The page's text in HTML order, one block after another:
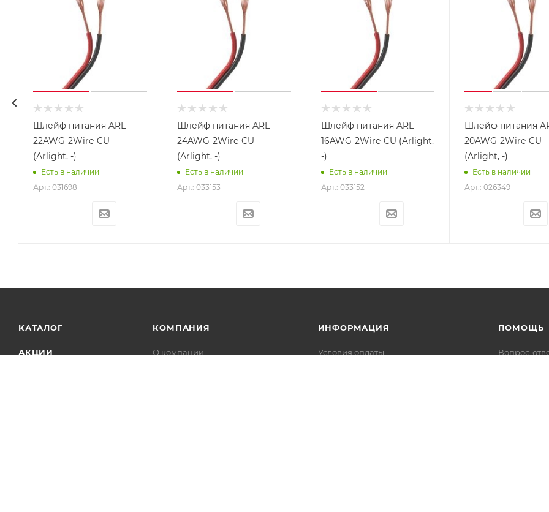
Шлейф питания ARL-
22AWG-2Wire-CU
(Arlight, -)
Есть в наличии
Арт.: 031698
Шлейф питания ARL-
24AWG-2Wire-CU
(Arlight, -)
Есть в наличии
Арт.: 033153
Шлейф питания ARL-
16AWG-2Wire-CU (Arlight,
-)
Есть в наличии
Арт.: 033152
Шлейф питания
20AWG-2Wire-CU
(Arlight, -)
Есть в наличии
Арт.: 026349
КАТАЛОГ
АКЦИИ
КОМПАНИЯ
О компании
ИНФОРМАЦИЯ
Условия оплаты
ПОМОЩЬ
Вопрос-